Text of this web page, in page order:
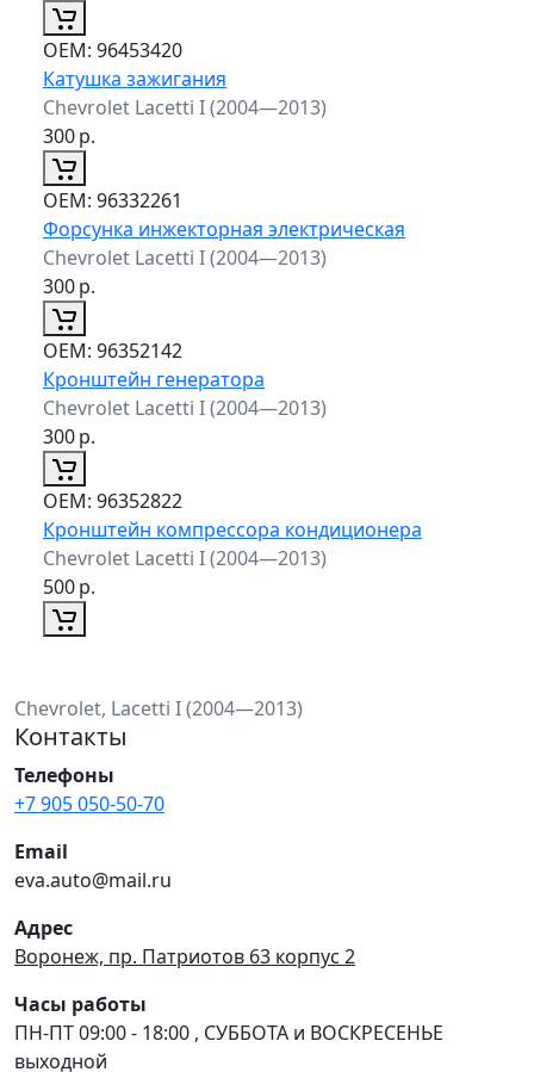
ОЕМ: 96453420
Катушка зажигания
Chevrolet Lacetti I (2004—2013)
300р.
ОЕМ: 96332261
Форсунка инжекторная электрическая
Chevrolet Lacetti I (2004—2013)
300р.
ОЕМ: 96352142
Кронштейн генератора
Chevrolet Lacetti I (2004—2013)
300р.
ОЕМ: 96352822
Кронштейн компрессора кондиционера
Chevrolet Lacetti I (2004—2013)
500р.
Chevrolet, Lacetti I (2004—2013)
Контакты
Телефоны
+7 905 050-50-70
Email
eva.auto@mail.ru
Адрес
Воронеж, пр. Патриотов 63 корпус 2
Часы работы
ПН-ПТ 09:00 - 18:00 , СУББОТА и ВОСКРЕСЕНЬЕ
выходной